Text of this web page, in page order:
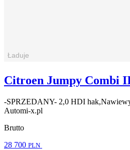
Citroen Jumpy Combi
-SPRZEDANY- 2,0 HDI
Automi-x.pl
Brutto
28 700 PLN